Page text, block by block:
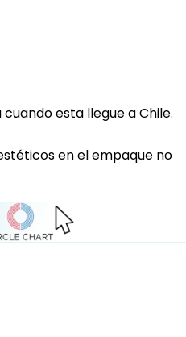
cuando esta llegue a Chile.
en el empaque no